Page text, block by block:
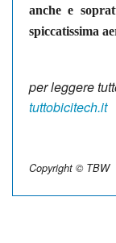
anche e
spiccatissima
per leggere
tuttobicitech.it
Copyright © TBW